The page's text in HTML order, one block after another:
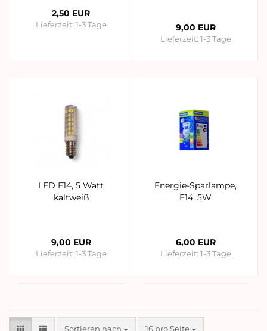
2,50 EUR
Lieferzeit: 1-3 Tage 9,00 EUR
Lieferzeit: 1-3 Tage
LED E14, 5 Watt
kaltweiß
9,00 EUR
Lieferzeit: 1-3 Tage
Energie-Sparlampe,
E14, 5W
6,00 EUR
Lieferzeit: 1-3 Tage
Sortieren nach
Sortieren nach 16 pro Seite
pro Seite